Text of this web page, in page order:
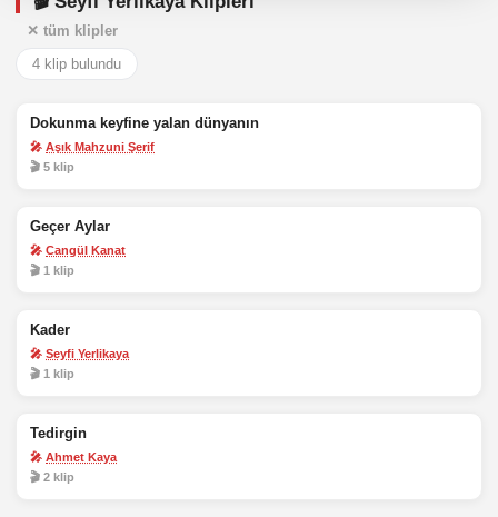
✕ tüm klipler
4 klip bulundu
Dokunma keyfine yalan dünyanın
🎤 Aşık Mahzuni Şerif
🎬 5 klip
Geçer Aylar
🎤 Cangül Kanat
🎬 1 klip
Kader
🎤 Seyfi Yerlikaya
🎬 1 klip
Tedirgin
🎤 Ahmet Kaya
🎬 2 klip